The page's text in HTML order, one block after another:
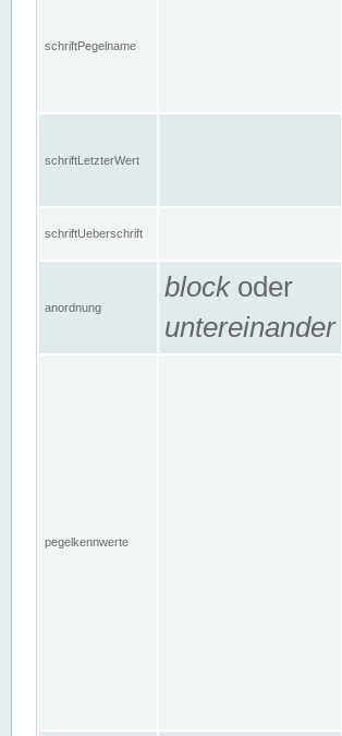
schriftPegelname
schriftLetzterWert
schriftUeberschrift
anordnung
blockoder
untereinander
pegelkennwerte